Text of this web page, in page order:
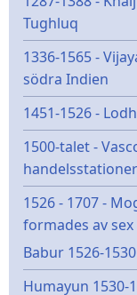
Tughluq
1336-1565 -
södra Indien
1451-1526 -
1500-talet -
handelsstationer
1526 - 1707 -
formades av
Babur 1526-1530
Humayun 1530-